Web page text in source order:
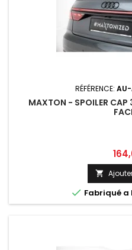
RÉFÉRENCE:
MAXTON - SPOILER
Prix

 Fabriqué